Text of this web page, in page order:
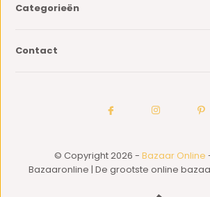
Categorieën
Contact
© Copyright 2026 - Bazaar Online
Bazaaronline | De grootste online